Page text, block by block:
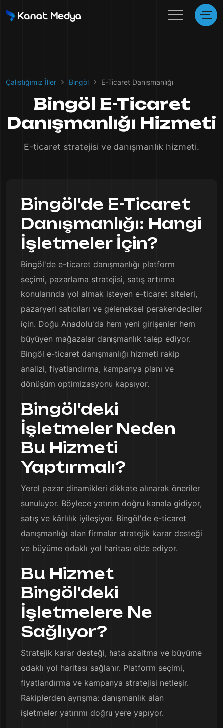
Çalıştığımız İller Bingöl E-Ticaret Danışmanlığı
Bingöl E-Ticaret
Danışmanlığı Hizmeti
E-ticaret stratejisi ve danışmanlık hizmeti.
Bingöl'de E-Ticaret
Danışmanlığı: Hangi
İşletmeler İçin?
Bingöl'de e-ticaret danışmanlığı platform
seçimi, pazarlama stratejisi, satış artırma
konularında yol almak isteyen e-ticaret siteleri,
pazaryeri satıcıları ve geleneksel perakendeciler
için. Doğu Anadolu'da hem yeni girişenler hem
büyüyen mağazalar danışmanlık talep ediyor.
Bingöl e-ticaret danışmanlığı hizmeti rakip
analizi, fiyatlandırma, kampanya planı ve
dönüşüm optimizasyonu kapsıyor.
Bingöl'deki
İşletmeler Neden
Bu Hizmeti
Yaptırmalı?
Yerel pazar dinamikleri dikkate alınarak öneriler
sunuluyor. Böylece yatırım doğru kanala gidiyor,
satış ve kârlılık iyileşiyor. Bingöl'de e-ticaret
danışmanlığı alan firmalar stratejik karar desteği
ve büyüme odaklı yol haritası elde ediyor.
Bu Hizmet
Bingöl'deki
İşletmelere Ne
Sağlıyor?
Stratejik karar desteği, hata azaltma ve büyüme
odaklı yol haritası sağlanır. Platform seçimi,
fiyatlandırma ve kampanya stratejisi netleşir.
Rakiplerden ayrışma: danışmanlık alan
işletmeler yatırımı doğru yere yapıyor.